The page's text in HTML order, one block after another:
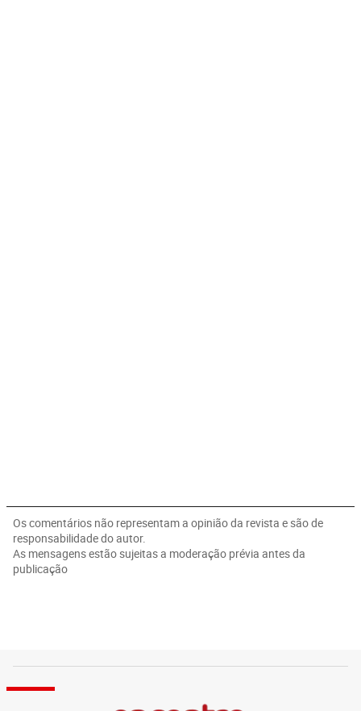
Os comentários não representam a opinião da revista e são de
responsabilidade do autor.
As mensagens estão sujeitas a moderação prévia antes da
publicação